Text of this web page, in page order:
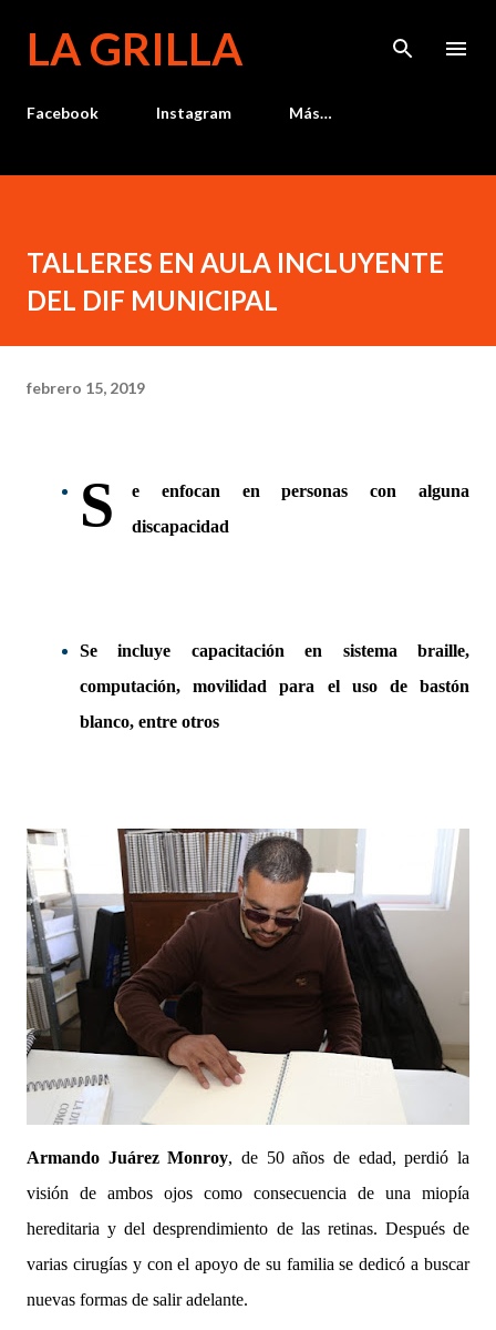
LA GRILLA
Facebook Instagram Más…
TALLERES EN AULA INCLUYENTE
DEL DIF MUNICIPAL
febrero 15, 2019
S
e enfocan en personas con alguna
discapacidad
Se incluye capacitación en sistema braille,
computación, movilidad para el uso de bastón
blanco, entre otros
Armando Juárez Monroy, de 50 años de edad, perdió la
visión de ambos ojos como consecuencia de una miopía
hereditaria y del desprendimiento de las retinas. Después de
varias cirugías y con el apoyo de su familia se dedicó a buscar
nuevas formas de salir adelante.